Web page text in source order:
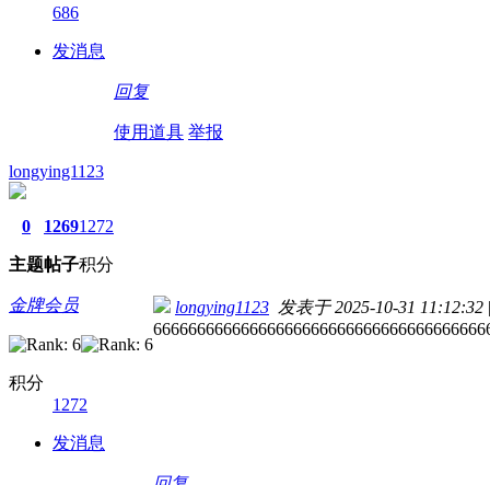
686
发消息
回复
使用道具 举报
longying1123
0
主题
1269
帖子
1272
积分
金牌会员
积分
1272
发消息
longying1123 发表于 2025-10-31 11:12:32 |